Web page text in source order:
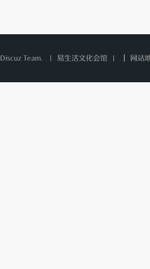
Discuz Team. 易生活文化会馆 网站